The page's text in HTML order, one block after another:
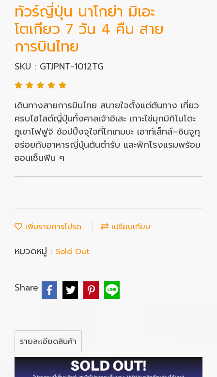
ทัวร์ญี่ปุ่น นาโกย่า มิเอะ
โตเกียว 7 วัน 4 คืน สาย
การบินไทย
SKU : GTJPNT-1012TG
เดินทางสายการบินไทย สบายใจตั้งแต่ต้นทาง เที่ยว
ครบไฮไลต์ญี่ปุ่นทั้งศาลเจ้าอิเสะ เกาะไข่มุกมิกิโมโตะ
ภูเขาไฟฟูจิ ช้อปปิ้งจุใจที่โกเทมบะ เอาท์เล็ทส์–ชินจูกุ
อร่อยกับอาหารญี่ปุ่นต้นตำรับ และพักโรงแรมพร้อม
ออนเซ็นฟิน ๆ
เพิ่มรายการโปรด เปรียบเทียบ
หมวดหมู่ : Sold Out
Share
รายละเอียดสินค้า